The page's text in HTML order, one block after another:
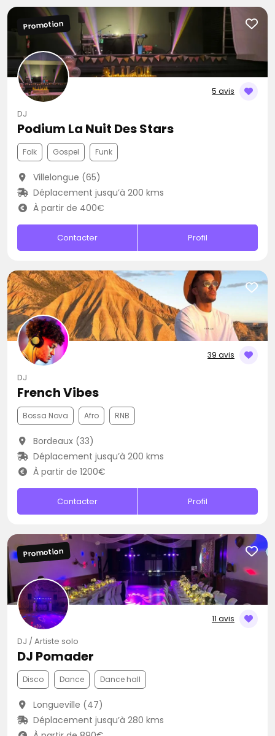
5 avis
Promotion
DJ
Podium La Nuit Des Stars
Folk Gospel Funk
Villelongue (65)
Déplacement jusqu’à 200 kms
À partir de 400€
Contacter Profil
39 avis
DJ
French Vibes
Bossa Nova Afro RNB
Bordeaux (33)
Déplacement jusqu’à 200 kms
À partir de 1200€
Contacter Profil
11 avis
Promotion
DJ / Artiste solo
DJ Pomader
Disco Dance Dance hall
Longueville (47)
Déplacement jusqu’à 280 kms